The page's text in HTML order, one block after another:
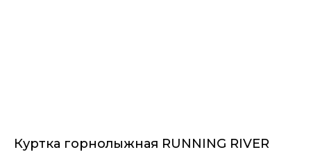
Куртка горнолыжная RUNNING RIVER